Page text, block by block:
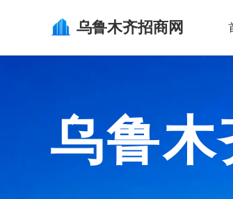
乌鲁木齐招商网
乌鲁